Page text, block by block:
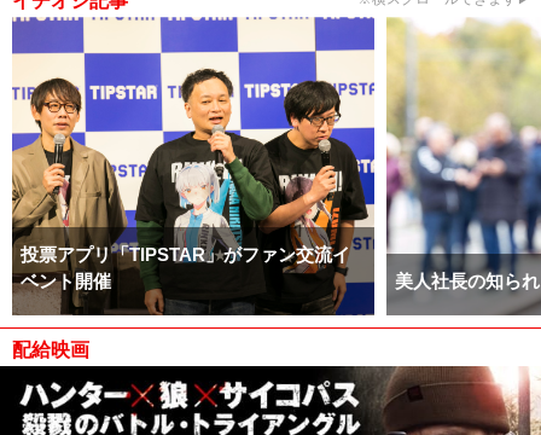
投票アプリ「TIPSTAR」がファン交流イ
ベント開催
美人社長の知ら
配給映画